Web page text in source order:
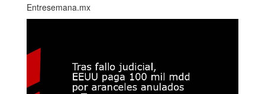
Entresemana.mx